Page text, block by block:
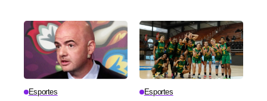
Esportes Esportes